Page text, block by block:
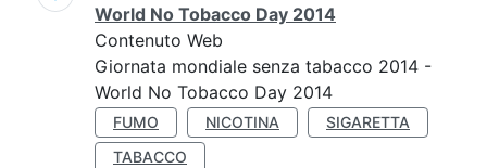
World No Tobacco Day 2014
Contenuto Web
Giornata mondiale senza tabacco 2014 -
World No Tobacco Day 2014
FUMO NICOTINA
SIGARETTA
TABACCO